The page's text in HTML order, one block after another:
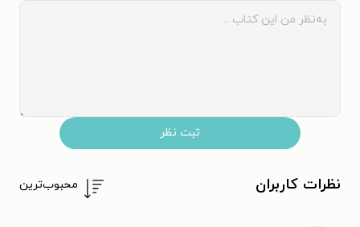
ثبت نظر
نظرات کاربران محبوب‌ترین